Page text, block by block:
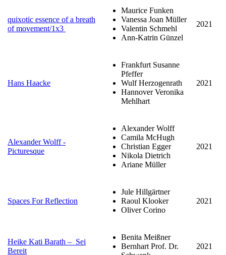
quixotic essence of a breath
of movement/1x3
Maurice Funken
Vanessa Joan Müller
Valentin Schmehl
Ann-Katrin Günzel
2021
Hans Haacke
Frankfurt Susanne
Pfeffer
Wulf Herzogenrath
Hannover Veronika
Mehlhart
2021
Alexander Wolff -
Picturesque
Alexander Wolff
Camila McHugh
Christian Egger
Nikola Dietrich
Ariane Müller
2021
Spaces For Reflection
Jule Hillgärtner
Raoul Klooker
Oliver Corino
2021
Heike Kati Barath – Sei
Bereit
Benita Meißner
Bernhart Prof. Dr.
2021